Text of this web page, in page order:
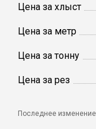
Сетка
Цена за хлыст
Цена за метр
Цена за тонну
Цена за рез
Последнее